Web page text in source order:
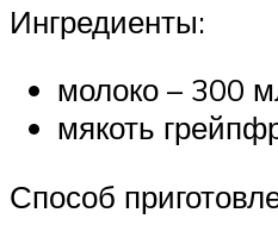
Ингредиенты:
молоко – 300
мякоть
Способ